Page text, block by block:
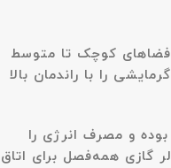
گرم برای فضاهای کوچک تا متوسط
را با راندمان بالا
بوده و مصرف انرژی را
گازی همه‌فصل برای اتاق